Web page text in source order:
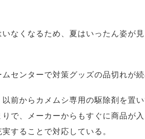
なくなるため、夏はいったん姿が
センターで対策グッズの品切れが続
前からカメムシ専用の駆除剤を置
で、メーカーからもすぐに商品が
することで対応している。